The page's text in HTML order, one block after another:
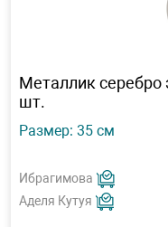
Металлик серебро
шт.
Размер: 35 см
Ибрагимова
Аделя Кутуя